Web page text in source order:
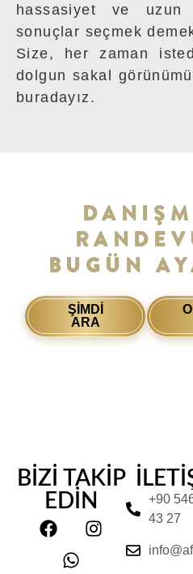
hassasiyet ve uzun
sonuçlar seçmek
Size, her zaman
dolgun sakal
buradayız.
BUGÜN
ŞİMDİ
ARA
BİZİ TAKİP
EDİN
+90
43 27